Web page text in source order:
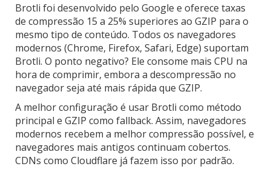
Brotli foi desenvolvido pelo Google e oferece taxas
de compressão 15 a 25% superiores ao GZIP para o
mesmo tipo de conteúdo. Todos os navegadores
modernos (Chrome, Firefox, Safari, Edge) suportam
Brotli. O ponto negativo? Ele consome mais CPU na
hora de comprimir, embora a descompressão no
navegador seja até mais rápida que GZIP.
A melhor configuração é usar Brotli como método
principal e GZIP como fallback. Assim, navegadores
modernos recebem a melhor compressão possível, e
navegadores mais antigos continuam cobertos.
CDNs como Cloudflare já fazem isso por padrão.